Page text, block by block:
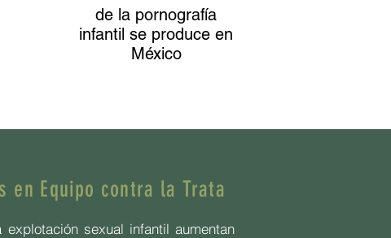
de la pornografía
infantil se produce en
México
en Equipo contra la Trata
explotación sexual infantil aumentan